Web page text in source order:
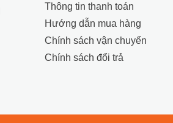
Thông tin thanh toán
Hướng dẫn mua hàng
Chính sách vận chuyển
Chính sách đổi trả